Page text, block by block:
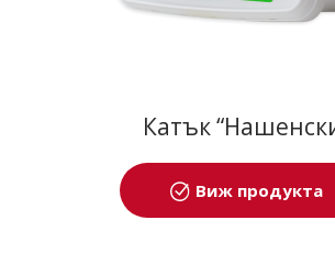
Катък
Виж продукта